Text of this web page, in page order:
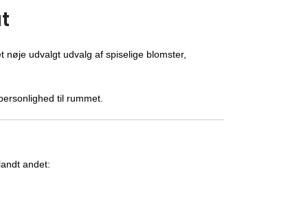
udvalgt udvalg af spiselige blomster,
til rummet.
andet: